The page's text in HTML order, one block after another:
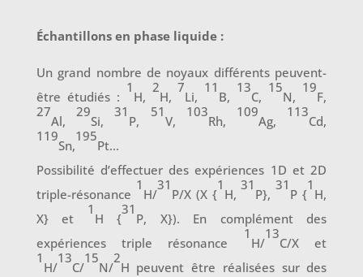
Échantillons en phase liquide :
Un grand nombre de noyaux différents peuvent-
être étudiés :
1
H,
2
H,
7
Li,
11
B,
13
C,
15
N,
19
F,
27
Al,
29
Si,
31
P,
51
V,
103
Rh,
109
Ag,
113
Cd,
119
Sn,
195
Pt…
Possibilité d’effectuer des expériences 1D et 2D
triple-résonance
1
H/
31
P/X (X {
1
H,
31
P},
31
P {
1
H,
X} et
1
H {
31
P, X}). En complément des
expériences triple résonance
1
H/
13
C/X et
1
H/
13
C/
15
N/
2
H peuvent être réalisées sur des